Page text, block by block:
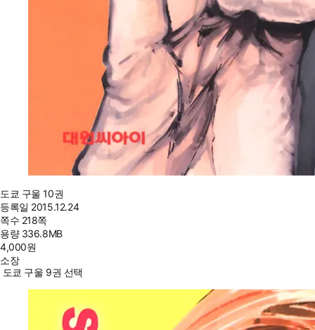
도쿄 구울 10권
등록일 2015.12.24
쪽수 218쪽
용량 336.8MB
4,000원
소장
도쿄 구울 9권 선택